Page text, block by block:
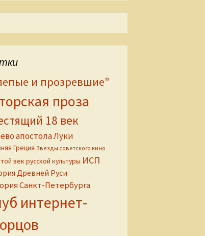
и прозревшие"
проза
18 век
апостола Луки
Греция Звезды советского кино
век русской культуры ИСП
Древней Руси
Санкт-Петербурга
интернет-